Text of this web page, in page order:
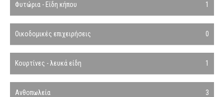
Φυτώρια - Είδη κήπου 1
Οικοδομικές επιχειρήσεις 0
Κουρτίνες - λευκά είδη 1
Ανθοπωλεία 3